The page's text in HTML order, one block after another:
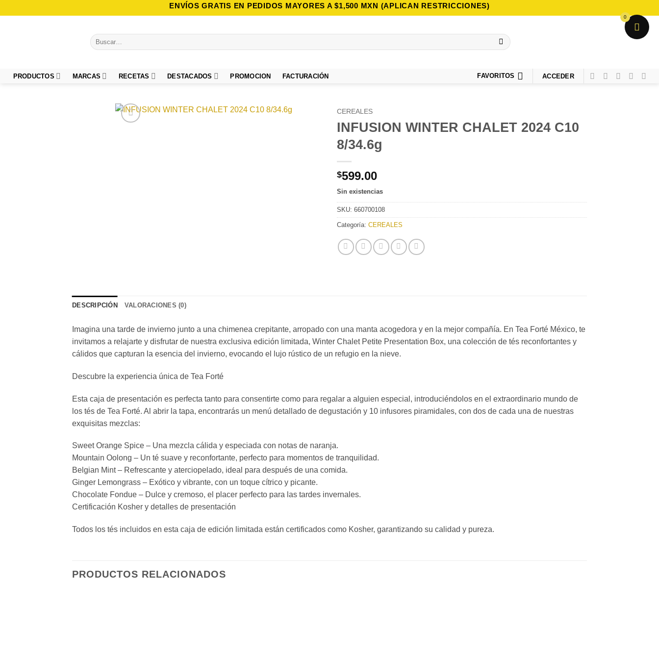
al
ENVÍOS GRATIS EN PEDIDOS MAYORES A $1,500 MXN (APLICAN RESTRICCIONES)
Buscar
por:
PRODUCTOS MARCAS RECETAS DESTACADOS PROMOCION FACTURACIÓN FAVORITOS ACCEDER
CEREALES
INFUSION WINTER CHALET 2024 C10
8/34.6g
$599.00
Sin existencias
SKU: 660700108
Categoría: CEREALES
DESCRIPCIÓN VALORACIONES (0)
Imagina una tarde de invierno junto a una chimenea crepitante, arropado con una manta acogedora y en la mejor compañía. En Tea Forté México, te
invitamos a relajarte y disfrutar de nuestra exclusiva edición limitada, Winter Chalet Petite Presentation Box, una colección de tés reconfortantes y
cálidos que capturan la esencia del invierno, evocando el lujo rústico de un refugio en la nieve.
Descubre la experiencia única de Tea Forté
Esta caja de presentación es perfecta tanto para consentirte como para regalar a alguien especial, introduciéndolos en el extraordinario mundo de
los tés de Tea Forté. Al abrir la tapa, encontrarás un menú detallado de degustación y 10 infusores piramidales, con dos de cada una de nuestras
exquisitas mezclas:
Sweet Orange Spice – Una mezcla cálida y especiada con notas de naranja.
Mountain Oolong – Un té suave y reconfortante, perfecto para momentos de tranquilidad.
Belgian Mint – Refrescante y aterciopelado, ideal para después de una comida.
Ginger Lemongrass – Exótico y vibrante, con un toque cítrico y picante.
Chocolate Fondue – Dulce y cremoso, el placer perfecto para las tardes invernales.
Certificación Kosher y detalles de presentación
Todos los tés incluidos en esta caja de edición limitada están certificados como Kosher, garantizando su calidad y pureza.
PRODUCTOS RELACIONADOS
0